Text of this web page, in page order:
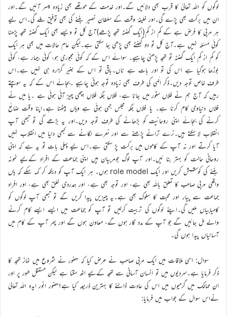
لوگوں کو اللہ تعالیٰ کا قرب بھی دلائیں گے۔اور خدمت کے موقعے بھی زیادہ میسر آئیں گے۔اور
ان میں برکت بھی پڑے گی۔اور خلیفۂ وقت کے سلطان نصیر بننے کی بھی توفیق ملے گی۔اس لیے
ہر مربی کا فرض ہے کے کم از کم(ایک گھنٹہ تہجد پڑھے)آج کل تو ویسے بھی ایک گھنٹہ تہجد پڑھنا
کوئی مسئلہ نہیں ہے۔آج کل تو دو گھنٹے بھی پڑھی جا سکتی ہے۔لیکن عام حالات میں بھی ہر ایک
کو کم از کم ایک گھنٹہ تو تہجد پڑھنی چاہیے۔ سوائے اس کے کہ کوئی مجبوری ہو، کوئی بیمار ہے، کوئی
بوڑھا ہوگیا ہے اس کی تو اور بات ہے ناں۔باقی تو اس کے بغیر گزارہ ہی نہیں ہے۔اس
طرف خاص توجہ دیں۔ذکر الٰہی کی طرف بھی زیادہ توجہ ہونی چاہیے ۔بجائے اس کے کہ یہ سوچتے
رہیں کہ آج ہم نے فلاں سٹور میں جانا ہے، فلاں جگہ فلاں اچھی چیز آئی ہوئی ہے ۔یا میں نے
فلاں دنیاوی کام کرنا ہے۔ یا فلاں جگہ مجلس جمی ہوئی ہے وہاں بیٹھنا ہے۔اپنا وقت ضائع
کرنے کی بجائے اپنی روحانیت کو بڑھانے کی طرف توجہ دیں۔اور یہ بڑھے گی تو تبھی آپ
انقلاب لا سکتے ہیں۔نرے ترانے پڑھنے سے اور نعرے لگانے سے کبھی دنیا میں انقلاب نہیں
آیا کرتے اور نہ آپ کے کاموں میں برکت پڑ سکتی ہے۔اس لیے پہلی بات تو یہ ہے کہ اپنی
روحانی حالت کو بہتر بنا ئیں۔اور آپ لوگ جومربیان ہیں اپنی جماعت کے افراد کےلیے نمونہ
بننے کی کوشش کریں اور ایک role model ہوں۔ ہر ایک آپ کو دیکھ کر کہہ سکے کہ ہاں
واقعی مربی صاحب کا تعلق باللہ بھی ہے، اور توجہ بھی ہے، اور ہمدردی خلق بھی ہے، اور افراد
جماعت سے پیار اور محبت کا سلوک بھی ہے۔یہ چیزیں پیدا کریں گے تو تبھی آپ لوگوں کو
کامیابیاں ملیں گی۔اپنے لوگوں کی تربیت کرلیں تو آپ کو جماعت میں ایسے ایسے کام کرنے
والے مل جائیں گے جو آپ کے مدد گار ہوں گے، معاون ہوں گے اور پھر آپ کے کام میں
آسانیاں پیدا ہوں گی۔
سوال: اسی ملاقات میں ایک مربی صاحب نے عرض کیا کہ حضور نے شروع میں نماز تہجد کا
ذکر فرمایا ہے۔سردیوں میں تو انسان آسانی سے تہجد کےلیے اٹھ سکتا ہے لیکن مستقل طور پر اور
ان ممالک میں گرمیوں میں اس کی عادت ڈالنے کا بہترین ذریعہ کیا ہے؟حضور انور ایدہ اللہ تعالیٰ
نےاس سوال کے جواب میں فرمایا: